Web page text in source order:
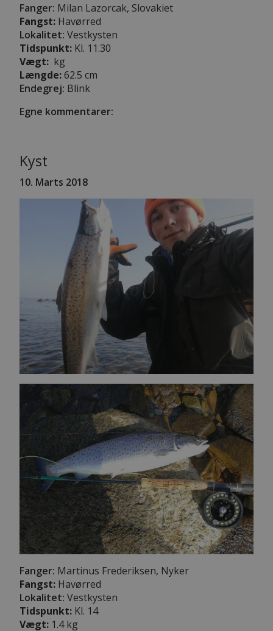
Fanger: Milan Lazorcak, Slovakiet
Fangst: Havørred
Lokalitet: Vestkysten
Tidspunkt: Kl. 11.30
Vægt: kg
Længde:62.5 cm
Endegrej: Blink
Egne kommentarer:
Kyst
10. Marts 2018
Fanger: Martinus Frederiksen, Nyker
Fangst: Havørred
Lokalitet: Vestkysten
Tidspunkt: Kl. 14
Vægt: 1.4 kg